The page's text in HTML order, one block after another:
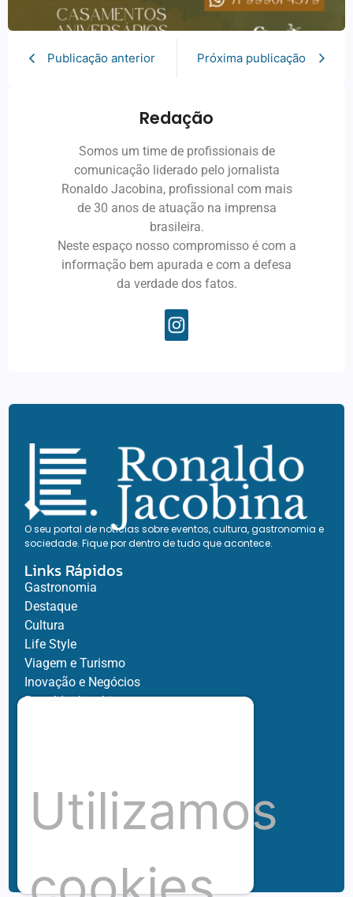
Publicação anterior Próxima publicação
Redação
Somos um time de profissionais de
comunicação liderado pelo jornalista
Ronaldo Jacobina, profissional com mais
de 30 anos de atuação na imprensa
brasileira.
Neste espaço nosso compromisso é com a
informação bem apurada e com a defesa
da verdade dos fatos.
O seu portal de notícias sobre eventos, cultura, gastronomia e
sociedade. Fique por dentro de tudo que acontece.
Links Rápidos
Gastronomia
Destaque
Cultura
Life Style
Viagem e Turismo
Inovação e Negócios
Ronaldo Jacobina
Hubnexxo
Redes
Utilizamos